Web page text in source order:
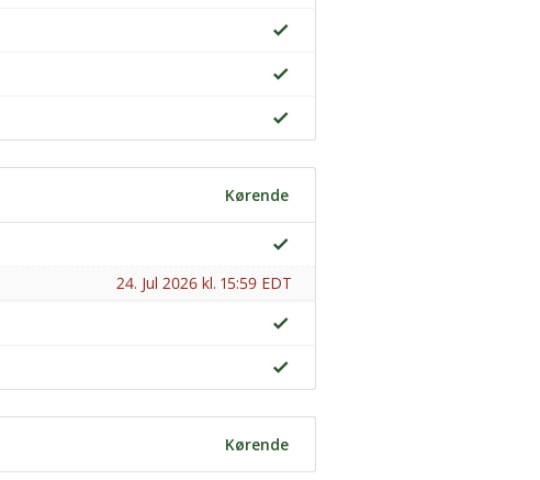
Kørende
24. Jul 2026 kl. 15:59 EDT
Kørende